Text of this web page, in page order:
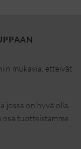
mukavia, etteivät
jossa on hyvä olla.
osa tuotteistamme